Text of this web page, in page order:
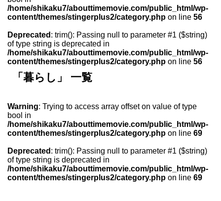
/home/shikaku7/abouttimemovie.com/public_html/wp-
content/themes/stingerplus2/category.php on line 56
Deprecated : trim(): Passing null to parameter #1 ($string)
of type string is deprecated in
/home/shikaku7/abouttimemovie.com/public_html/wp-
content/themes/stingerplus2/category.php on line 56
「暮らし」 一覧
Warning: Trying to access array offset on value of type
bool in
/home/shikaku7/abouttimemovie.com/public_html/wp-
content/themes/stingerplus2/category.php on line 69
Deprecated : trim(): Passing null to parameter #1 ($string)
of type string is deprecated in
/home/shikaku7/abouttimemovie.com/public_html/wp-
content/themes/stingerplus2/category.php on line 69